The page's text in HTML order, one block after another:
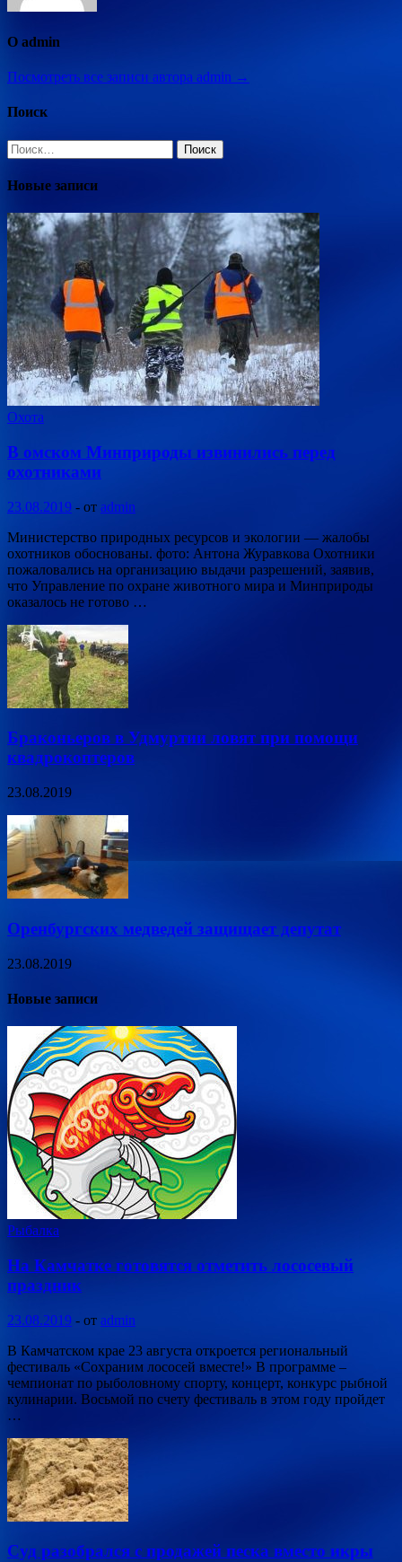
О admin
Посмотреть все записи автора admin →
Поиск
Найти:
Новые записи
Охота
В омском Минприроды извинились перед
охотниками
23.08.2019 - от admin
Министерство природных ресурсов и экологии — жалобы
охотников обоснованы. фото: Антона Журавкова Охотники
пожаловались на организацию выдачи разрешений, заявив,
что Управление по охране животного мира и Минприроды
оказалось не готово …
Браконьеров в Удмуртии ловят при помощи
квадрокоптеров
23.08.2019
Оренбургских медведей защищает депутат
23.08.2019
Новые записи
Рыбалка
На Камчатке готовятся отметить лососевый
праздник
23.08.2019 - от admin
В Камчатском крае 23 августа откроется региональный
фестиваль «Сохраним лососей вместе!» В программе –
чемпионат по рыболовному спорту, концерт, конкурс рыбной
кулинарии. Восьмой по счету фестиваль в этом году пройдет
…
Суд разобрался с продажей песка вместо икры